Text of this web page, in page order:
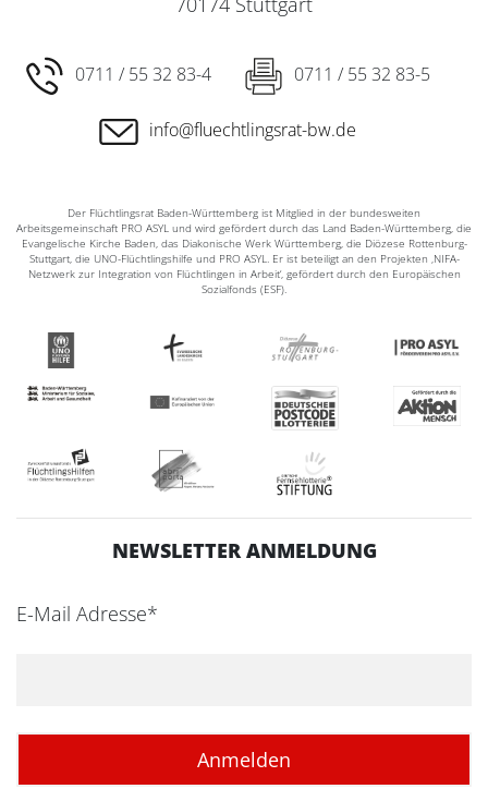
0711 / 55 32 83-4 0711 / 55 32 83-5
info@fluechtlingsrat-bw.de
Der Flüchtlingsrat Baden-Württemberg ist Mitglied in der bundesweiten
Arbeitsgemeinschaft PRO ASYL und wird gefördert durch das Land Baden-Württemberg, die
Evangelische Kirche Baden, das Diakonische Werk Württemberg, die Diözese Rottenburg-
Stuttgart, die UNO-Flüchtlingshilfe und PRO ASYL. Er ist beteiligt an den Projekten ‚NIFA-
Netzwerk zur Integration von Flüchtlingen in Arbeit‘, gefördert durch den Europäischen
Sozialfonds (ESF).
NEWSLETTER ANMELDUNG
E-Mail Adresse*